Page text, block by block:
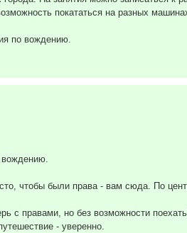
покататься на разных
по вождению.
вождению.
чтобы были права - вам сюда. По
с правами, но без возможности
- уверенно.